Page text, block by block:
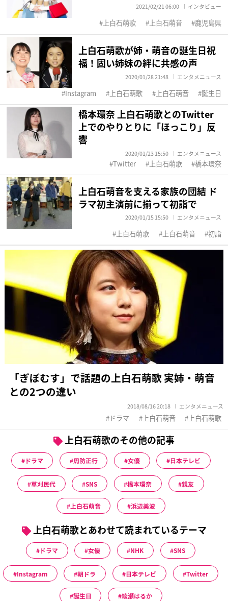
2021/02/21 06:00 インタビュー
上白石萌歌 上白石萌音 鹿児島県
上白石萌歌が姉・萌音の誕生日祝
福！固い姉妹の絆に共感の声
2020/01/28 21:48 エンタメニュース
Instagram 上白石萌歌 上白石萌音 誕生日
橋本環奈 上白石萌歌とのTwitter
上でのやりとりに「ほっこり」反
響
2020/01/23 15:50 エンタメニュース
Twitter 上白石萌歌 橋本環奈
上白石萌音を支える家族の団結 ド
ラマ初主演前に揃って初詣で
2020/01/15 15:50 エンタメニュース
上白石萌歌 上白石萌音 初詣
「ぎぼむす」で話題の上白石萌歌 実姉・萌音
との2つの違い
2018/08/16 20:18 エンタメニュース
ドラマ 上白石萌音 上白石萌歌
上白石萌歌のその他の記事
ドラマ 周防正行 女優 日本テレビ
草刈民代 SNS 橋本環奈 親友
上白石萌音 浜辺美波
上白石萌歌とあわせて読まれているテーマ
ドラマ 女優 NHK SNS
Instagram 朝ドラ 日本テレビ Twitter
誕生日 綾瀬はるか